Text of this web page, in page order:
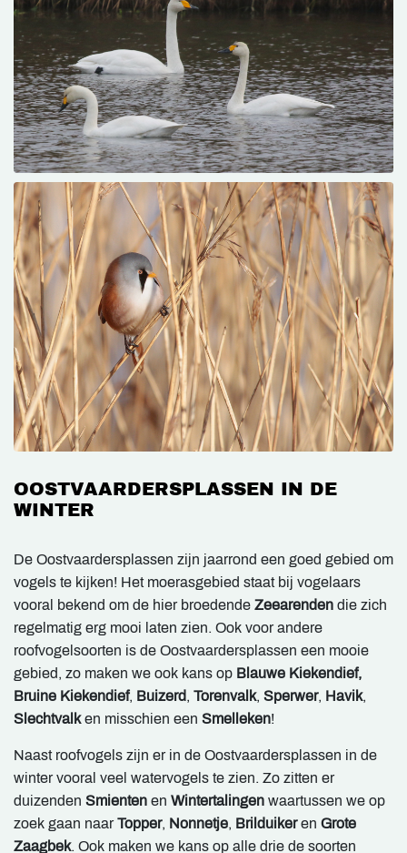
OOSTVAARDERSPLASSEN IN DE
WINTER
De Oostvaardersplassen zijn jaarrond een goed gebied om
vogels te kijken! Het moerasgebied staat bij vogelaars
vooral bekend om de hier broedende Zeearenden die zich
regelmatig erg mooi laten zien. Ook voor andere
roofvogelsoorten is de Oostvaardersplassen een mooie
gebied, zo maken we ook kans op Blauwe Kiekendief,
Bruine Kiekendief, Buizerd, Torenvalk, Sperwer, Havik,
Slechtvalken misschien een Smelleken!
Naast roofvogels zijn er in de Oostvaardersplassen in de
winter vooral veel watervogels te zien. Zo zitten er
duizenden Smienten en Wintertalingen waartussen we op
zoek gaan naarTopper, Nonnetje, Brilduikeren Grote
Zaagbek. Ook maken we kans op alle drie de soorten